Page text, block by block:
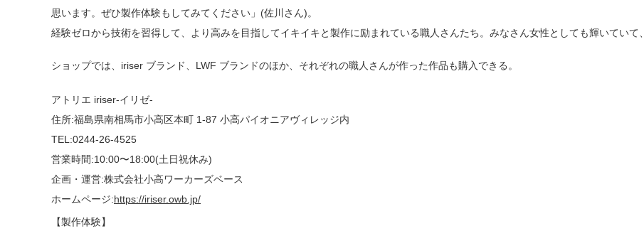
思います。ぜひ製作体験もしてみてください」(佐川さん)。
経験ゼロから技術を習得して、より高みを目指してイキイキと製作に励まれている職人さんたち。みなさん女性としても輝いていて
ショップでは、iriser ブランド、LWF ブランドのほか、それぞれの職人さんが作った作品も購入できる。
アトリエ iriser-イリゼ-
住所:福島県南相馬市小高区本町 1-87 小高パイオニアヴィレッジ内
TEL:0244-26-4525
営業時間:10:00〜18:00(土日祝休み)
企画・運営:株式会社小高ワーカーズベース
ホームページ:https://iriser.owb.jp/
【製作体験】